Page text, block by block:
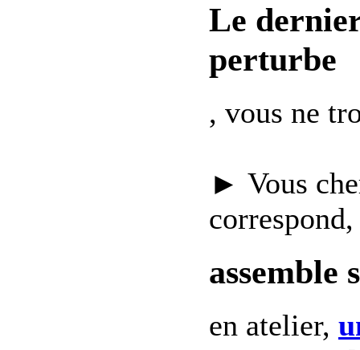
Le
perturbe
, vous ne
► Vous
correspond,
assemble
en atelier,